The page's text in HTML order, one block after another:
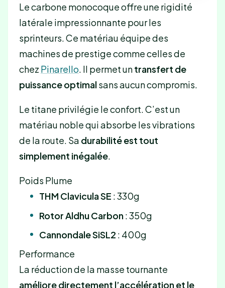
Le carbone monocoque offre une rigidité
latérale impressionnante pour les
sprinteurs. Ce matériau équipe des
machines de prestige comme celles de
chez Pinarello. Il permet untransfert de
puissance optimalsans aucun compromis.
Le titane privilégie le confort. C’est un
matériau noble qui absorbe les vibrations
de la route. Sa durabilité est tout
simplement inégalée.
Poids Plume
THM Clavicula SE : 330g
Rotor Aldhu Carbon: 350g
Cannondale SiSL2 : 400g
Performance
La réduction de la masse tournante
améliore directement l’accélération et le